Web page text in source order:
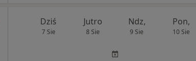
Dziś
7 Sie
Jutro
8 Sie
Ndz,
9 Sie
Pon,
10 Sie